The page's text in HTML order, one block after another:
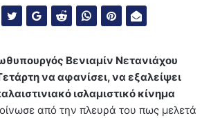
Βενιαμίν Νετανιάχου
να αφανίσει, να εξαλείψει
ισλαμιστικό κίνημα
από την πλευρά του πως μελετά